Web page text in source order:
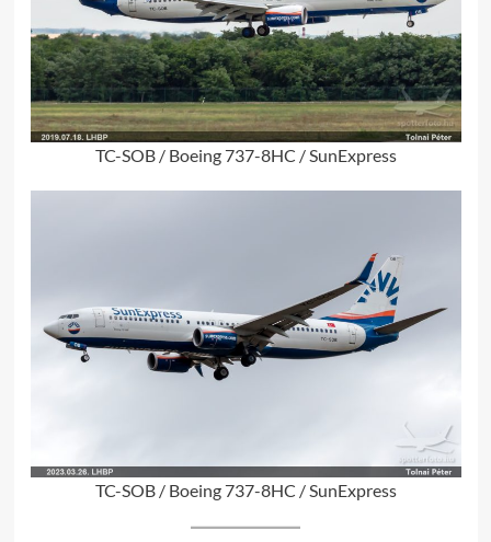
TC-SOB / Boeing 737-8HC / SunExpress
TC-SOB / Boeing 737-8HC / SunExpress